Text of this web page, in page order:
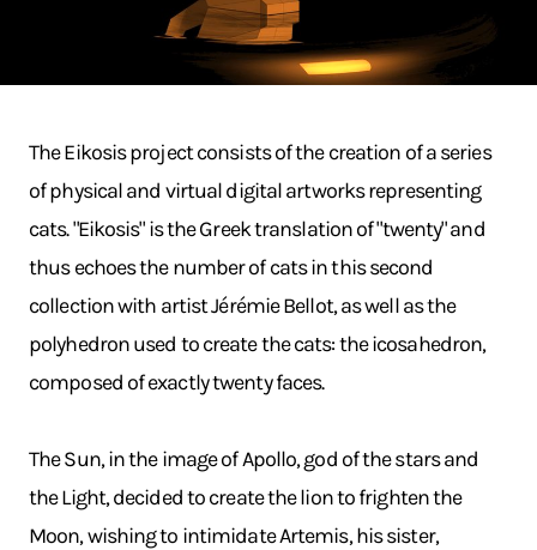
The Eikosis project consists of the creation of a series
of physical and virtual digital artworks representing
cats. "Eikosis" is the Greek translation of "twenty" and
thus echoes the number of cats in this second
collection with artist Jérémie Bellot, as well as the
polyhedron used to create the cats: the icosahedron,
composed of exactly twenty faces.
The Sun, in the image of Apollo, god of the stars and
the Light, decided to create the lion to frighten the
Moon, wishing to intimidate Artemis, his sister,